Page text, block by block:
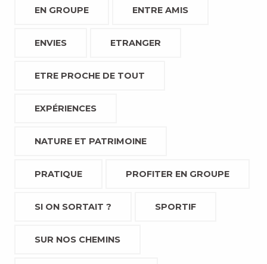
EN GROUPE ENTRE AMIS
ENVIES ETRANGER
ETRE PROCHE DE TOUT
EXPÉRIENCES
NATURE ET PATRIMOINE
PRATIQUE PROFITER EN GROUPE
SI ON SORTAIT ? SPORTIF
SUR NOS CHEMINS